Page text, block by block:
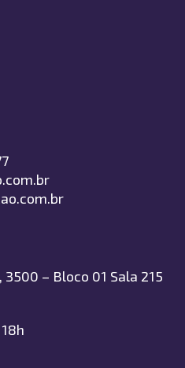
– Bloco 01 Sala 215